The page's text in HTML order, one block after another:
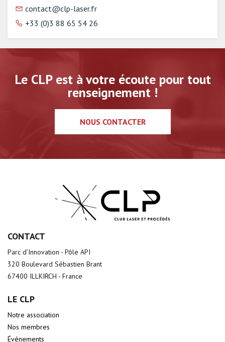
contact@clp-laser.fr
+33 (0)3 88 65 54 26
Le CLP est à votre écoute pour tout
renseignement !
NOUS CONTACTER
CONTACT
Parc d’Innovation - Pôle API
320 Boulevard Sébastien Brant
67400 ILLKIRCH - France
LE CLP
Notre association
Nos membres
Événements